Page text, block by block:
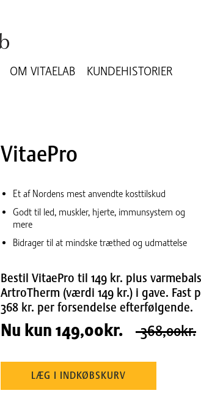
OM VITAELAB KUNDEHISTORIER
VitaePro
Et af Nordens mest anvendte kosttilskud
Godt til led, muskler, hjerte, immunsystem og
mere
Bidrager til at mindske træthed og udmattelse
Bestil VitaePro til 149 kr. plus
ArtroTherm (værdi 149 kr.) i gave. Fast
368 kr. per forsendelse efterfølgende.
Nu kun 149,00kr. 368,00kr.
LÆG I INDKØBSKURV